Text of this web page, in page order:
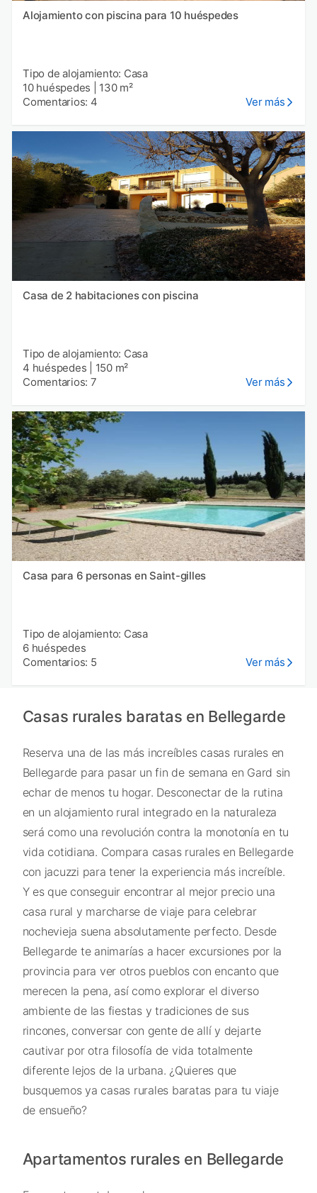
Alojamiento con piscina para 10 huéspedes
Tipo de alojamiento: Casa
10 huéspedes
130 m²
Comentarios: 4
Ver más
Casa de 2 habitaciones con piscina
Tipo de alojamiento: Casa
4 huéspedes
150 m²
Comentarios: 7
Ver más
Casa para 6 personas en Saint-gilles
Tipo de alojamiento: Casa
6 huéspedes
Comentarios: 5
Ver más
Casas rurales baratas en Bellegarde
Reserva una de las más increíbles casas rurales en
Bellegarde para pasar un fin de semana en Gard sin
echar de menos tu hogar. Desconectar de la rutina
en un alojamiento rural integrado en la naturaleza
será como una revolución contra la monotonía en tu
vida cotidiana. Compara casas rurales en Bellegarde
con jacuzzi para tener la experiencia más increíble.
Y es que conseguir encontrar al mejor precio una
casa rural y marcharse de viaje para celebrar
nochevieja suena absolutamente perfecto. Desde
Bellegarde te animarías a hacer excursiones por la
provincia para ver otros pueblos con encanto que
merecen la pena, así como explorar el diverso
ambiente de las fiestas y tradiciones de sus
rincones, conversar con gente de allí y dejarte
cautivar por otra filosofía de vida totalmente
diferente lejos de la urbana. ¿Quieres que
busquemos ya casas rurales baratas para tu viaje
de ensueño?
Apartamentos rurales en Bellegarde